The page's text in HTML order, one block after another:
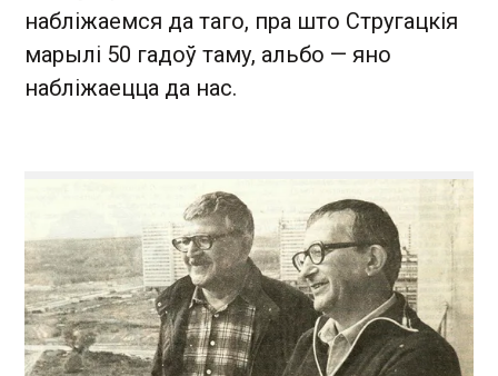
набліжаемся да таго, пра што Стругацкія
марылі 50 гадоў таму, альбо — яно
набліжаецца да нас.